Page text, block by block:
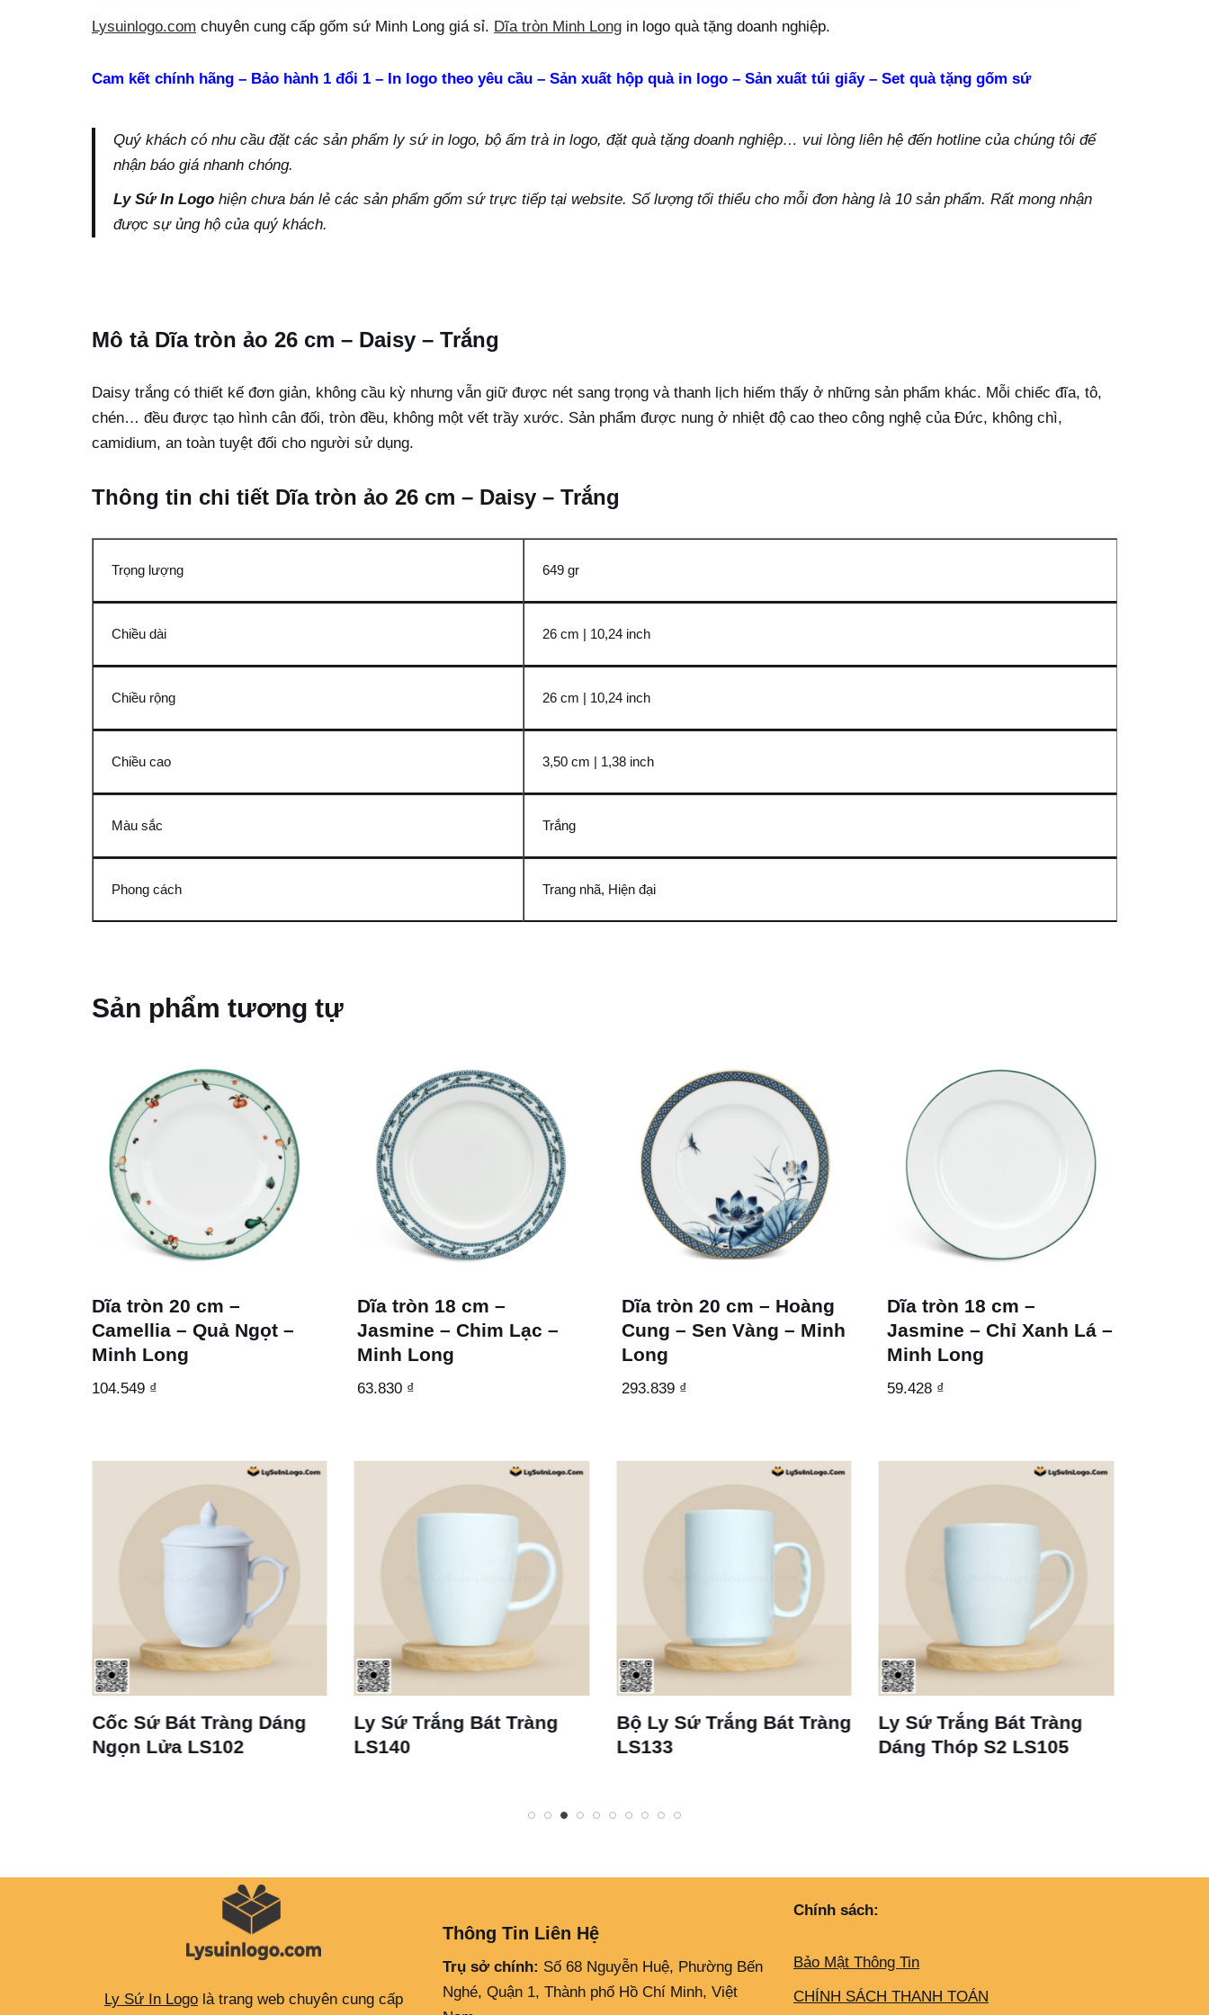
Lysuinlogo.com chuyên cung cấp gốm sứ Minh Long giá sỉ. Dĩa tròn Minh Long in logo quà tặng doanh nghiệp.
Cam kết chính hãng – Bảo hành 1 đổi 1 – In logo theo yêu cầu – Sản xuất hộp quà in logo – Sản xuất túi giấy – Set quà tặng gốm sứ
Quý khách có nhu cầu đặt các sản phẩm ly sứ in logo, bộ ấm trà in logo, đặt quà tặng doanh nghiệp… vui lòng liên hệ đến hotline của chúng tôi để
nhận báo giá nhanh chóng.
Ly Sứ In Logo hiện chưa bán lẻ các sản phẩm gốm sứ trực tiếp tại website. Số lượng tối thiểu cho mỗi đơn hàng là 10 sản phẩm. Rất mong nhận
được sự ủng hộ của quý khách.
Mô tả Dĩa tròn ảo 26 cm – Daisy – Trắng
Daisy trắng có thiết kế đơn giản, không cầu kỳ nhưng vẫn giữ được nét sang trọng và thanh lịch hiếm thấy ở những sản phẩm khác. Mỗi chiếc đĩa, tô,
chén… đều được tạo hình cân đối, tròn đều, không một vết trầy xước. Sản phẩm được nung ở nhiệt độ cao theo công nghệ của Đức, không chì,
camidium, an toàn tuyệt đối cho người sử dụng.
Thông tin chi tiết Dĩa tròn ảo 26 cm – Daisy – Trắng
Trọng lượng 649 gr
Chiều dài 26 cm | 10,24 inch
Chiều rộng 26 cm | 10,24 inch
Chiều cao 3,50 cm | 1,38 inch
Màu sắc Trắng
Phong cách Trang nhã, Hiện đại
Sản phẩm tương tự
Dĩa tròn 20 cm –
Camellia – Quả Ngọt –
Minh Long
104.549 ₫
Dĩa tròn 18 cm –
Jasmine – Chim Lạc –
Minh Long
63.830 ₫
Dĩa tròn 20 cm – Hoàng
Cung – Sen Vàng – Minh
Long
293.839 ₫
Dĩa tròn 18 cm –
Jasmine – Chỉ Xanh Lá –
Minh Long
59.428 ₫
Ly Sứ Trắng Bát Tràng
LS140
Bộ Ly Sứ Trắng Bát Tràng
LS133
Ly Sứ Trắng Bát Tràng
Dáng Thóp S2 LS105
Cốc Sứ Trắng Vát Bát
Tràng LS125 350ml
Ly Sứ In Logo là trang web chuyên cung cấp
Thông Tin Liên Hệ
Trụ sở chính: Số 68 Nguyễn Huệ, Phường Bến
Nghé, Quận 1, Thành phố Hồ Chí Minh, Việt
Chính sách:
Bảo Mật Thông Tin
CHÍNH SÁCH THANH TOÁN